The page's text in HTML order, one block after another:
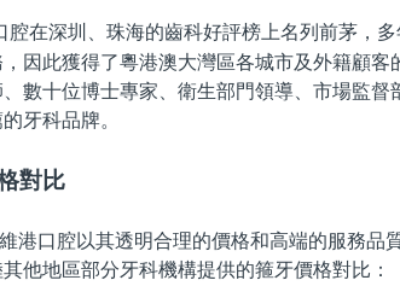
腔在深圳、珠海的齒科好評榜上名列前茅，
因此獲得了粵港澳大灣區各城市及外籍顧客
數十位博士專家、衛生部門領導、市場監督
牙科品牌。
對比
港口腔以其透明合理的價格和高端的服務品
他地區部分牙科機構提供的箍牙價格對比：